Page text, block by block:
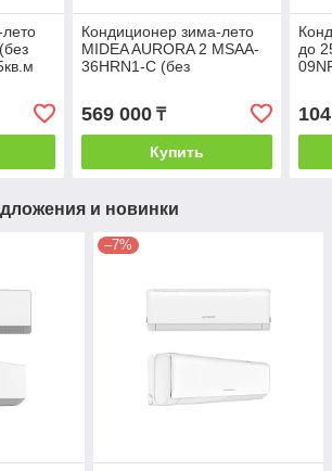
Кондиционер зима-лето
MIDEA AURORA 2 MSAA-
36HRN1-С (без
569 000₸
Купить
до
и новинки
–7%